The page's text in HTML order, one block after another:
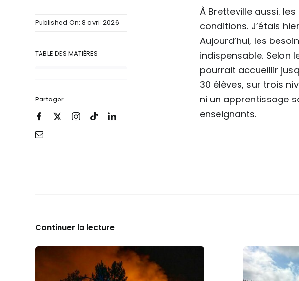
Published On: 8 avril 2026
TABLE DES MATIÈRES
Partager
À Bretteville aussi,
conditions. J’étais
Aujourd’hui, les
indispensable. Selon
pourrait accueillir
30 élèves, sur trois
ni un apprentissage
enseignants.
Continuer la lecture